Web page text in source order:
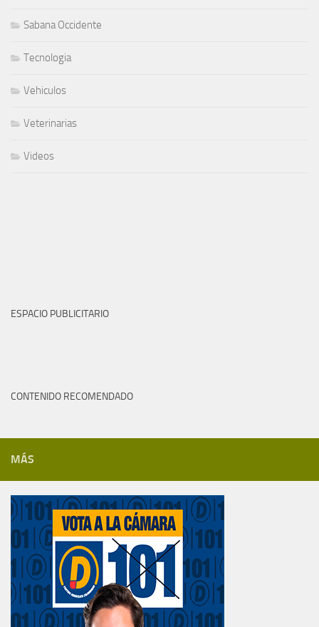
Sabana Occidente
Tecnologia
Vehiculos
Veterinarias
Videos
ESPACIO PUBLICITARIO
CONTENIDO RECOMENDADO
MÁS